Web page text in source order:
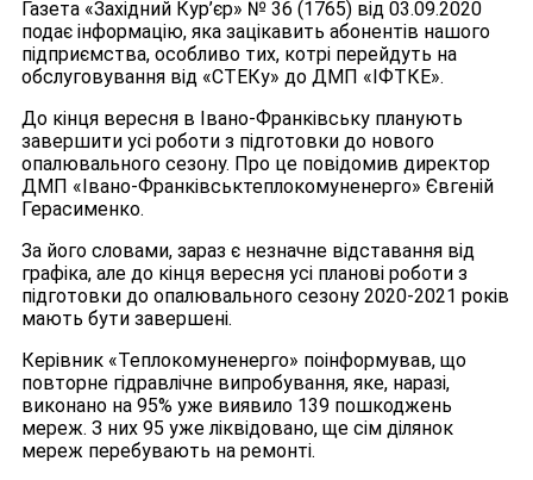
Газета «Західний Кур’єр» № 36 (1765) від 03.09.2020
подає інформацію, яка зацікавить абонентів нашого
підприємства, особливо тих, котрі перейдуть на
обслуговування від «СТЕКу» до ДМП «ІФТКЕ».
До кінця вересня в Івано-Франківську планують
завершити усі роботи з підготовки до нового
опалювального сезону. Про це повідомив директор
ДМП «Івано-Франківськтеплокомуненерго» Євгеній
Герасименко.
За його словами, зараз є незначне відставання від
графіка, але до кінця вересня усі планові роботи з
підготовки до опалювального сезону 2020-2021 років
мають бути завершені.
Керівник «Теплокомуненерго» поінформував, що
повторне гідравлічне випробування, яке, наразі,
виконано на 95% уже виявило 139 пошкоджень
мереж. З них 95 уже ліквідовано, ще сім ділянок
мереж перебувають на ремонті.